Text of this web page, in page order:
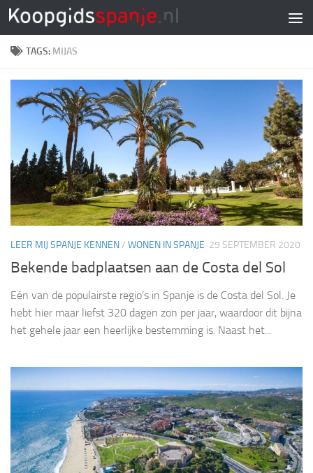
Doorgaan naar inhoud
TAGS: MIJAS
LEER MIJ SPANJE KENNEN/ WONEN IN SPANJE 29 SEPTEMBER 2020
Bekende badplaatsen aan de Costa del Sol
Eén van de populairste regio’s in Spanje is de Costa del Sol. Je
hebt hier maar liefst 320 dagen zon per jaar, waardoor dit bijna
het gehele jaar een heerlijke bestemming is. Naast het...